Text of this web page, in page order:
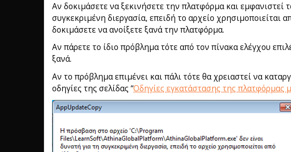
Αν δοκιμάσετε να ξεκινήσετε την πλατφόρμα και
συγκεκριμένη διεργασία, επειδή το αρχείο
δοκιμάσετε να ανοίξετε ξανά την πλατφόρμα.
Αν πάρετε το ίδιο πρόβλημα τότε από τον πίνακα ελέγχου
ξανά.
Αν το πρόβλημα επιμένει και πάλι τότε θα χρειαστεί να
οδηγίες της σελίδας “Οδηγίες εγκατάστασης της